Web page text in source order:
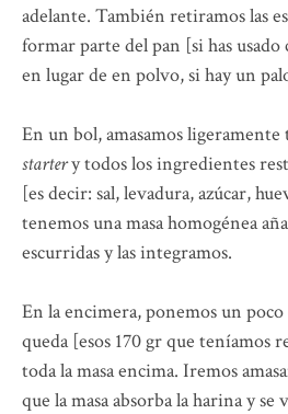
adelante. También retiramos las
formar parte del pan [si has
en lugar de en polvo, si hay un
En un bol, amasamos ligeramente
startery todos los ingredientes
[es decir: sal, levadura, azúcar,
tenemos una masa homogénea
escurridas y las integramos.
En la encimera, ponemos un
queda [esos 170 gr que teníamos
toda la masa encima. Iremos
que la masa absorba la harina y se